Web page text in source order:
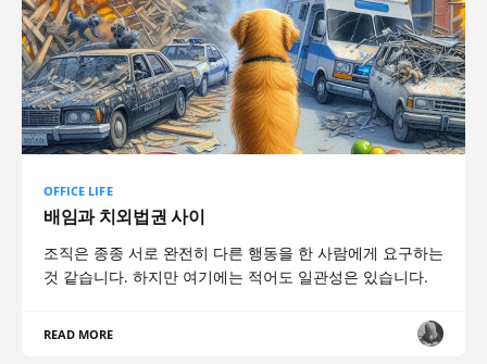
OFFICE LIFE
배임과 치외법권 사이
조직은 종종 서로 완전히 다른 행동을 한 사람에게 요구하는
것 같습니다. 하지만 여기에는 적어도 일관성은 있습니다.
READ MORE